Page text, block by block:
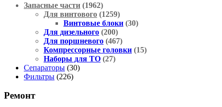
Запасные части (1962)
Для винтового (1259)
Винтовые блоки (30)
Для дизельного (200)
Для поршневого (467)
Компрессорные головки (15)
Наборы для ТО (27)
Сепараторы (30)
Фильтры (226)
Ремонт